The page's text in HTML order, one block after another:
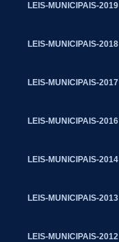
LEIS-MUNICIPAIS-2019
LEIS-MUNICIPAIS-2018
LEIS-MUNICIPAIS-2017
LEIS-MUNICIPAIS-2016
LEIS-MUNICIPAIS-2014
LEIS-MUNICIPAIS-2013
LEIS-MUNICIPAIS-2012